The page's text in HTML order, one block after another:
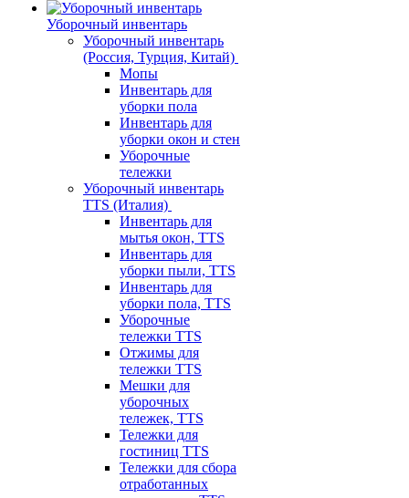
Уборочный инвентарь
Уборочный инвентарь
(Россия, Турция, Китай)
Мопы
Инвентарь для
уборки пола
Инвентарь для
уборки окон и стен
Уборочные
тележки
Уборочный инвентарь
TTS (Италия)
Инвентарь для
мытья окон, TTS
Инвентарь для
уборки пыли, TTS
Инвентарь для
уборки пола, TTS
Уборочные
тележки TTS
Отжимы для
тележки TTS
Мешки для
уборочных
тележек, TTS
Тележки для
гостиниц TTS
Тележки для сбора
отработанных